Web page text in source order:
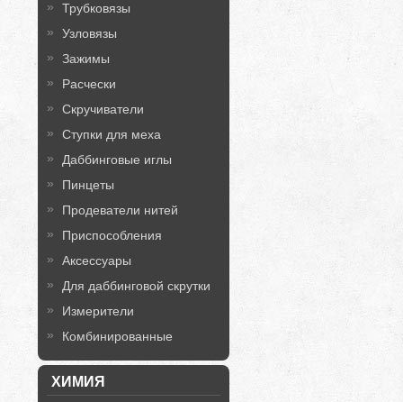
Трубковязы
Узловязы
Зажимы
Расчески
Скручиватели
Ступки для меха
Даббинговые иглы
Пинцеты
Продеватели нитей
Приспособления
Аксессуары
Для даббинговой скрутки
Измерители
Комбинированные
ХИМИЯ